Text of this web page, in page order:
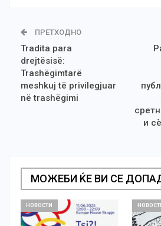
ПРЕТХОДНО
Tradita para
drejtësisë:
Trashëgimtarë
meshkuj të privilegjuar
në trashëgimi
и
МОЖЕБИ ЌЕ ВИ СЕ
НОВОСТИ